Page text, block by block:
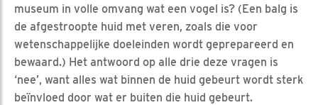
museum in volle omvang wat een vogel is? (Een balg is
de afgestroopte huid met veren, zoals die voor
wetenschappelijke doeleinden wordt geprepareerd en
bewaard.) Het antwoord op alle drie deze vragen is
‘nee’, want alles wat binnen de huid gebeurt wordt sterk
beïnvloed door wat er buiten die huid gebeurt.